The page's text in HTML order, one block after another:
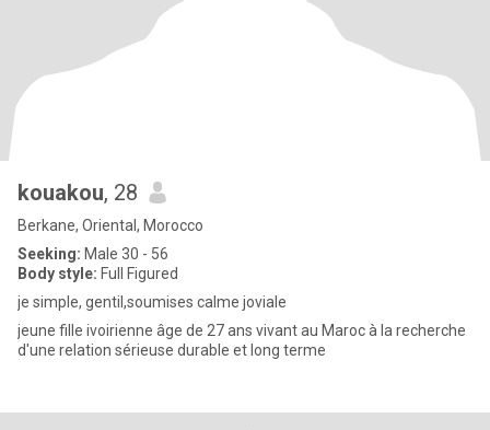
kouakou, 28
Berkane, Oriental, Morocco
Seeking: Male 30 - 56
Body style: Full Figured
je simple, gentil,soumises calme joviale
jeune fille ivoirienne âge de 27 ans vivant au Maroc à la recherche
d'une relation sérieuse durable et long terme